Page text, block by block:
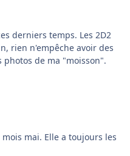
derniers temps. Les 2D2
rien n'empêche avoir des
photos de ma "moisson".
mai. Elle a toujours les